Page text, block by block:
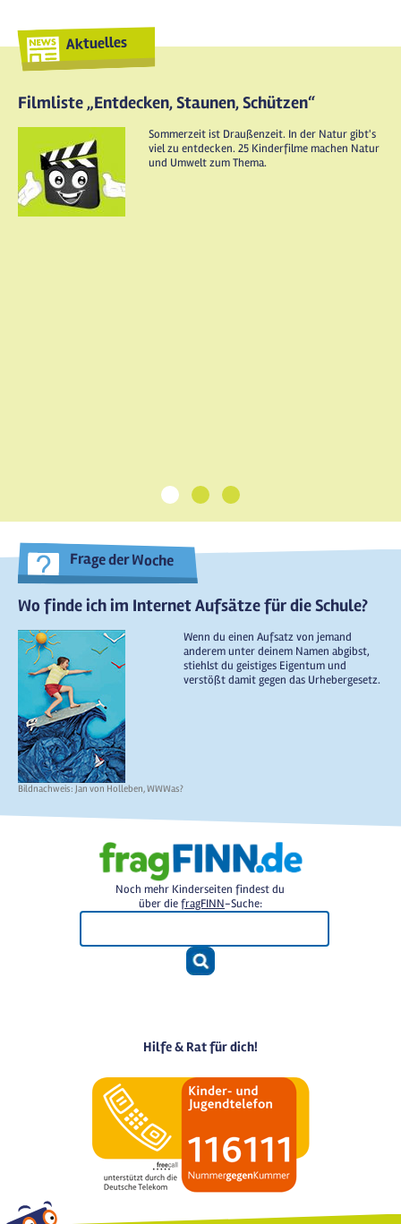
Aktuelles
Filmliste „Entdecken, Staunen, Schützen“
Sommerzeit ist Draußenzeit. In der Natur gibt's
viel zu entdecken. 25 Kinderfilme machen Natur
und Umwelt zum Thema.
1 2 3
Frage der Woche
Wo finde ich im Internet Aufsätze für die Schule?
Bildnachweis: Jan von Holleben, WWWas?
Wenn du einen Aufsatz von jemand
anderem unter deinem Namen abgibst,
stiehlst du geistiges Eigentum und
verstößt damit gegen das Urhebergesetz.
Noch mehr Kinderseiten findest du
über diefragFINN-Suche:
Hilfe & Rat für dich!